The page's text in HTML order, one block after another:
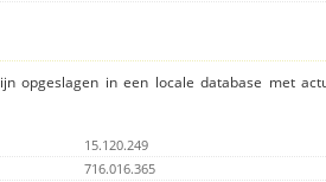
opgeslagen in een locale database met
15.120.249
716.016.365